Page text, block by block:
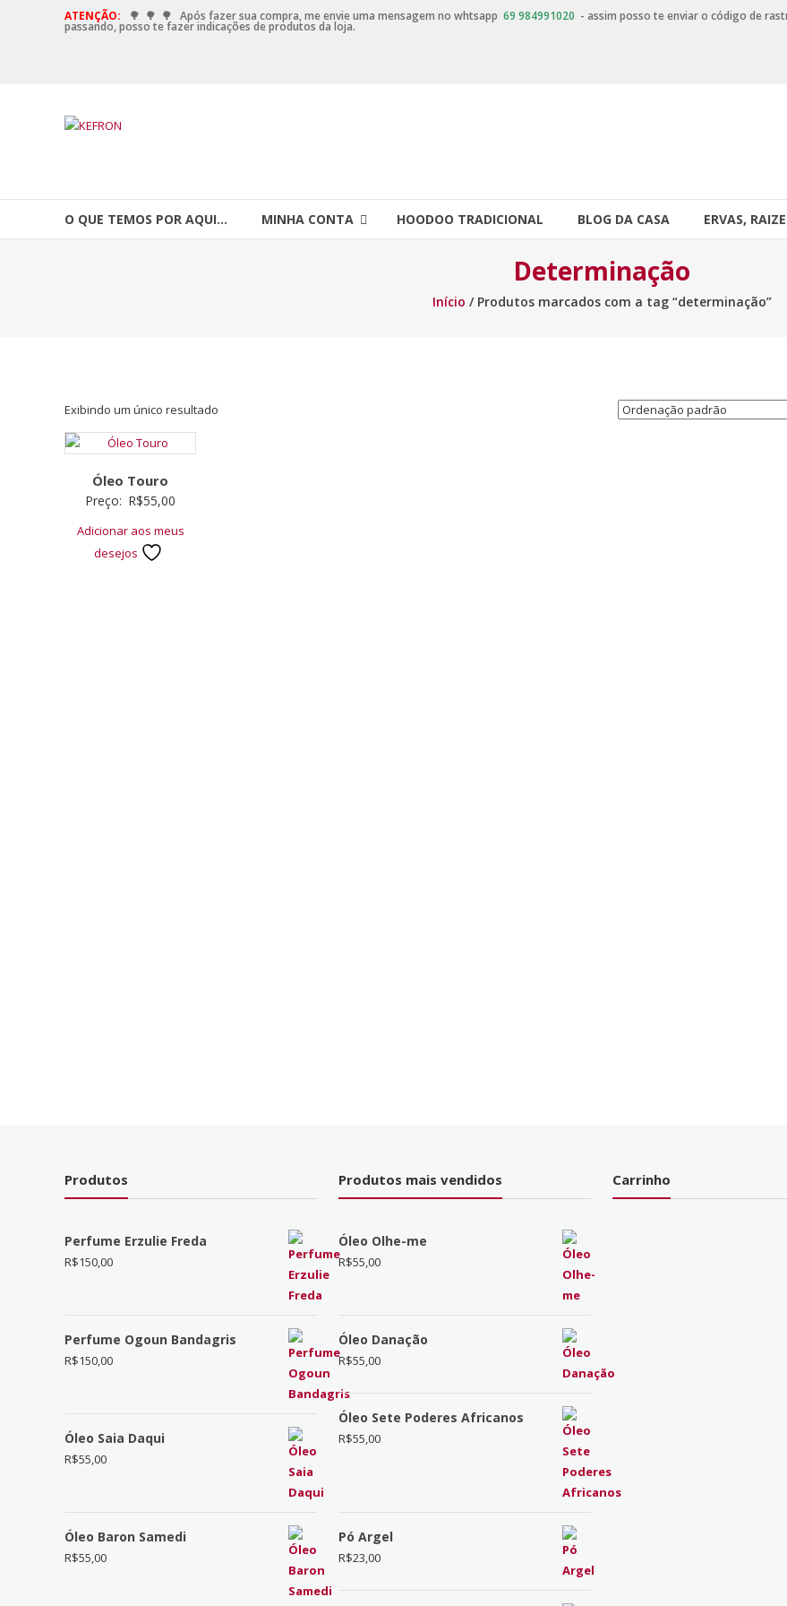
ATENÇÃO: 🌳 🌳 🌳 Após fazer sua compra, me envie uma mensagem no whtsapp 69 984991020 - assim posso te enviar o código de
passando, posso te fazer indicações de produtos da loja.
KEFRON
Hoodoo
O QUE TEMOS POR AQUI… MINHA CONTA HOODOO TRADICIONAL BLOG DA CASA ERVAS,
Determinação
Início / Produtos marcados com a tag “determinação”
Exibindo um único resultado
Óleo Touro
Preço: R$55,00
Adicionar aos meus
desejos
Produtos
Perfume Erzulie Freda
R$150,00
Perfume Ogoun Bandagris
R$150,00
Óleo Saia Daqui
R$55,00
Óleo Baron Samedi
R$55,00
Produtos mais vendidos
Óleo Olhe-me
R$55,00
Óleo Danação
R$55,00
Óleo Sete Poderes Africanos
R$55,00
Pó Argel
R$23,00
Carrinho